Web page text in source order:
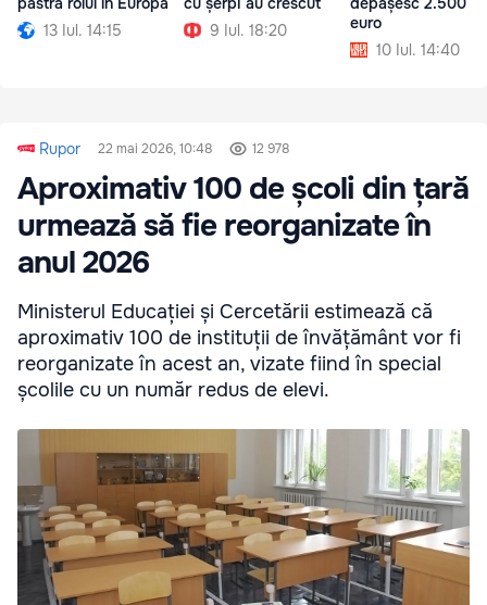
13 Iul. 14:15
9 Iul. 18:20
euro
10 Iul. 14:40
Rupor 22 mai 2026, 10:48 12 978
Aproximativ 100 de școli din țară
urmează să fie reorganizate în
anul 2026
Ministerul Educației și Cercetării estimează că
aproximativ 100 de instituții de învățământ vor fi
reorganizate în acest an, vizate fiind în special
școlile cu un număr redus de elevi.